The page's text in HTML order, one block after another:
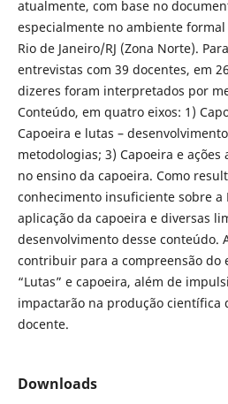
atualmente, com base no
especialmente no ambiente
Rio de Janeiro/RJ (Zona Norte).
entrevistas com 39 docentes, em
dizeres foram interpretados por
Conteúdo, em quatro eixos: 1)
Capoeira e lutas –
metodologias; 3) Capoeira e ações
no ensino da capoeira. Como
conhecimento insuficiente sobre a
aplicação da capoeira e diversas
desenvolvimento desse conteúdo.
contribuir para a compreensão do
“Lutas” e capoeira, além de
impactarão na produção científica
docente.
Downloads